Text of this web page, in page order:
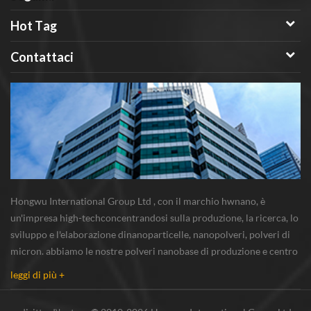
Hot Tag
Contattaci
Hongwu International Group Ltd , con il marchio hwnano, è
un'impresa high-techconcentrandosi sulla produzione, la ricerca, lo
sviluppo e l'elaborazione dinanoparticelle, nanopolveri, polveri di
micron. abbiamo le nostre polveri nanobase di produzione e centro
leggi di più +